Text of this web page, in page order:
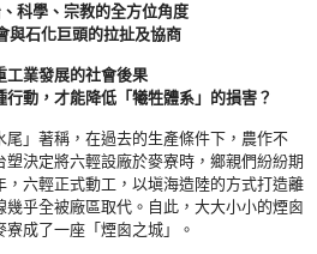
科學、宗教的全方位角度
與石化巨頭的拉扯及協商
業發展的社會後果
動，才能降低「犧牲體系」的損害？
」著稱，在過去的生產條件下，農作不
決定將六輕設廠於麥寮時，鄉親們紛紛期
，六輕正式動工，以塡海造陸的方式打造離
幾乎全被廠區取代。自此，大大小小的煙囪
成了一座「煙囪之城」。